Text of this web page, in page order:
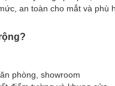
an toàn cho mắt và phù
phòng, showroom